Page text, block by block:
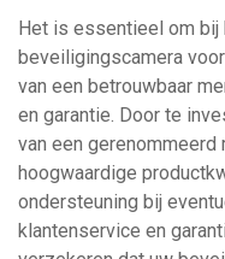
Het is essentieel om bij
beveiligingscamera
van een betrouwbaar
en garantie. Door te
van een gerenommeerd
hoogwaardige
ondersteuning bij
klantenservice en